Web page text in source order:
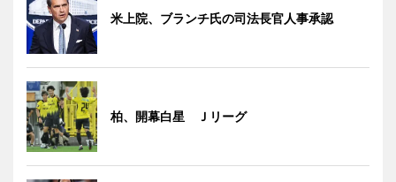
米上院、ブランチ氏の司法長官人事承認
柏、開幕白星 Ｊリーグ